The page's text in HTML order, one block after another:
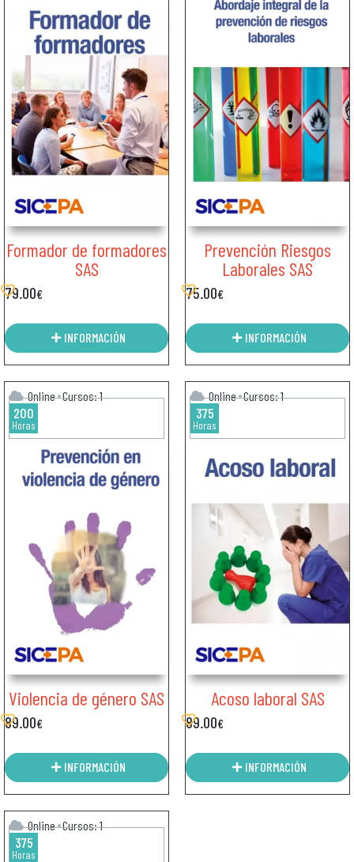
Formador de formadores
SAS
79.00€
INFORMACIÓN
Prevención Riesgos
Laborales SAS
75.00€
INFORMACIÓN
Online Cursos: 1
200
Horas
Violencia de género SAS
89.00€
INFORMACIÓN
Online Cursos: 1
375
Horas
Acoso laboral SAS
89.00€
INFORMACIÓN
Online Cursos: 1
375
Horas